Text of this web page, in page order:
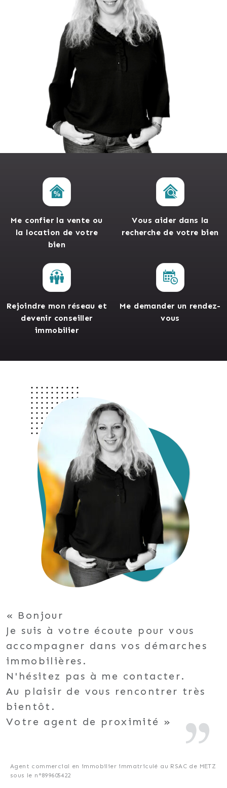
Me confier la vente ou
la location de votre
bien
Vous aider dans la
recherche de votre bien
Rejoindre mon réseau et
devenir conseiller
immobilier
Me demander un rendez-
vous
Bonjour
Je suis à votre écoute pour vous
accompagner dans vos démarches
immobilières.
N'hésitez pas à me contacter.
Au plaisir de vous rencontrer très
bientôt.
Votre agent de proximité
Agent commercial en immobilier immatriculé au RSAC de METZ
sous le n°899605422